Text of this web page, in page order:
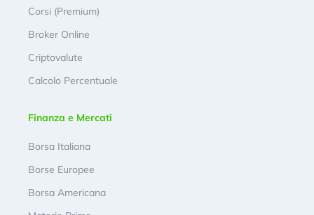
Corsi (Premium)
Broker Online
Criptovalute
Calcolo Percentuale
Finanza e Mercati
Borsa Italiana
Borse Europee
Borsa Americana